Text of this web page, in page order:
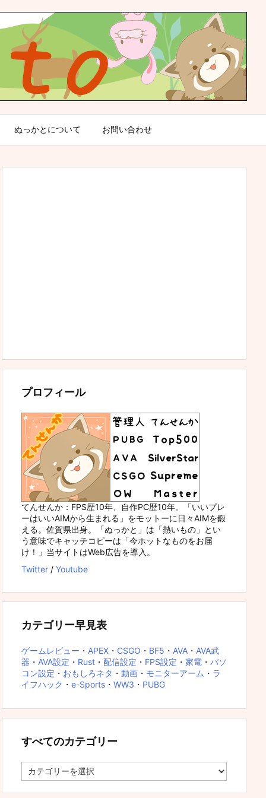
ぬっかとについて お問い合わせ
プロフィール
てんせんか：FPS歴10年、自作PC歴10年。「いいプレ
ーはいいAIMから生まれる」をモットーに日々AIMを鍛
える。佐賀県出身。「ぬっかと」は「熱いもの」とい
う意味でキャッチコピーは「今ホットなものをお届
け！」当サイトはWeb広告を導入。
Twitter / Youtube
カテゴリー早見表
ゲームレビュー ・ APEX ・ CSGO ・ BF5 ・ AVA ・ AVA武
器 ・ AVA設定 ・ Rust ・ 配信設定 ・ FPS設定 ・ 家電 ・ パソ
コン設定 ・ おもしろネタ ・ 動画 ・ モニターアーム ・ ラ
イフハック ・ e-Sports ・ WW3 ・ PUBG
すべてのカテゴリー
べ